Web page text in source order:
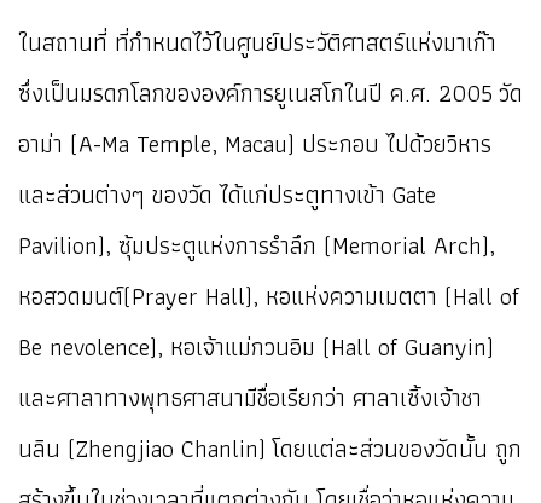
ในสถานที่ ที่กำหนดไว้ในศูนย์ประวัติศาสตร์แห่งมาเก๊า
ซึ่งเป็นมรดกโลกขององค์การยูเนสโกในปี ค.ศ. 2005 วัด
อาม่า (A-Ma Temple, Macau) ประกอบ ไปด้วยวิหาร
และส่วนต่างๆ ของวัด ได้แก่ประตูทางเข้า Gate
Pavilion), ซุ้มประตูแห่งการรำลึก (Memorial Arch),
หอสวดมนต์(Prayer Hall), หอแห่งความเมตตา (Hall of
Be nevolence), หอเจ้าแม่กวนอิม (Hall of Guanyin)
และศาลาทางพุทธศาสนามีชื่อเรียกว่า ศาลาเซิ้งเจ้าชา
นลิน (Zhengjiao Chanlin) โดยแต่ละส่วนของวัดนั้น ถูก